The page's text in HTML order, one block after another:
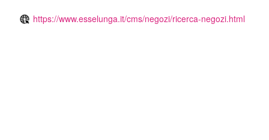
https://www.esselunga.it/cms/negozi/ricerca-negozi.html